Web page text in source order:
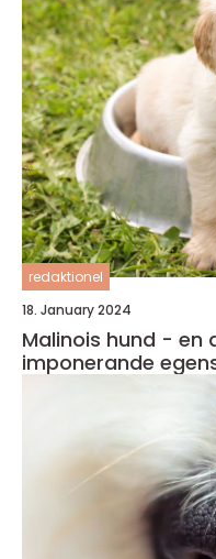
redaktionel
18. January 2024
Malinois hund - en
imponerande